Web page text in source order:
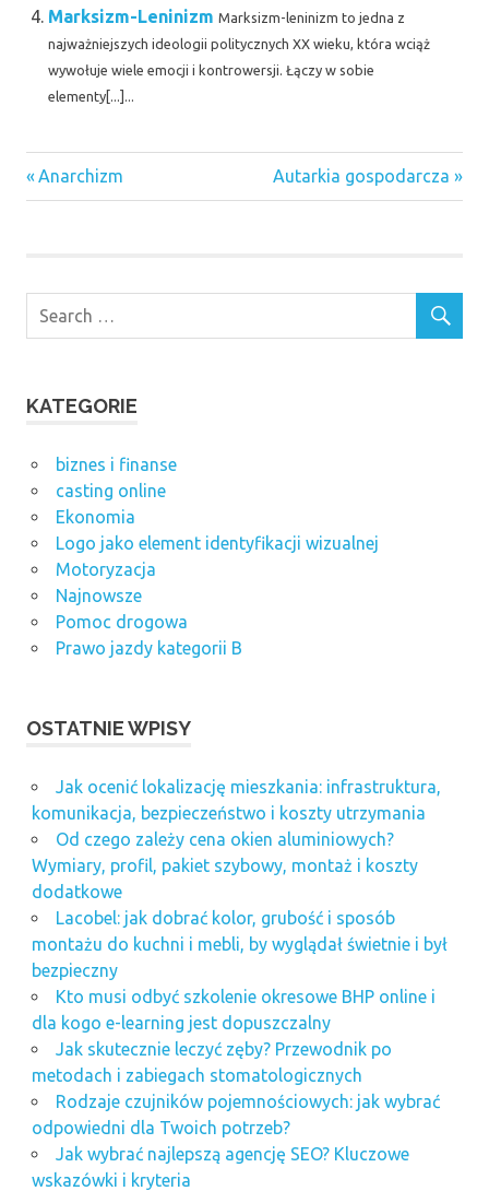
Marksizm-Leninizm Marksizm-leninizm to jedna z
najważniejszych ideologii politycznych XX wieku, która wciąż
wywołuje wiele emocji i kontrowersji. Łączy w sobie
elementy[...]...
Nawigacja
Previous
Post:
Anarchizm
Next
Post:
Autarkia gospodarcza
KATEGORIE
biznes i finanse
casting online
Ekonomia
Logo jako element identyfikacji wizualnej
Motoryzacja
Najnowsze
Pomoc drogowa
Prawo jazdy kategorii B
OSTATNIE WPISY
Jak ocenić lokalizację mieszkania: infrastruktura,
komunikacja, bezpieczeństwo i koszty utrzymania
Od czego zależy cena okien aluminiowych?
Wymiary, profil, pakiet szybowy, montaż i koszty
dodatkowe
Lacobel: jak dobrać kolor, grubość i sposób
montażu do kuchni i mebli, by wyglądał świetnie i był
bezpieczny
Kto musi odbyć szkolenie okresowe BHP online i
dla kogo e-learning jest dopuszczalny
Jak skutecznie leczyć zęby? Przewodnik po
metodach i zabiegach stomatologicznych
Rodzaje czujników pojemnościowych: jak wybrać
odpowiedni dla Twoich potrzeb?
Jak wybrać najlepszą agencję SEO? Kluczowe
wskazówki i kryteria